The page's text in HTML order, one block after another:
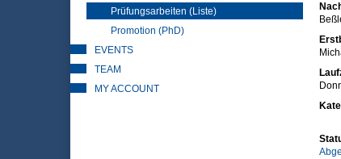
Prüfungsarbeiten (Liste)
Promotion (PhD)
EVENTS
TEAM
MY ACCOUNT